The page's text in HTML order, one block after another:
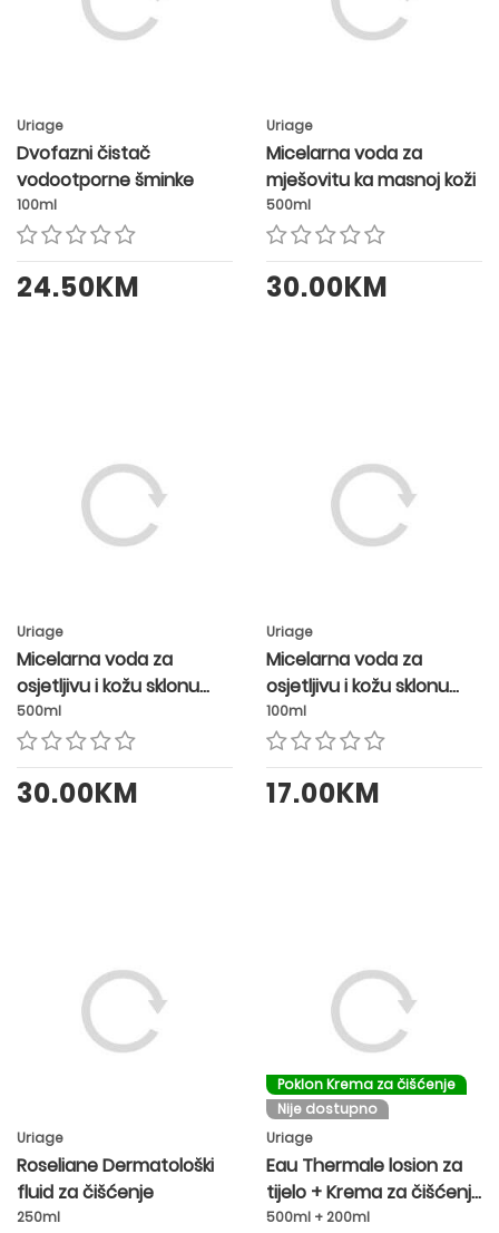
Uriage
Dvofazni čistač
vodootporne šminke
100ml
24.50KM
Uriage
Micelarna voda za
mješovitu ka masnoj koži
500ml
30.00KM
Uriage
Micelarna voda za
osjetljivu i kožu sklonu
crvenilu
500ml
30.00KM
Uriage
Micelarna voda za
osjetljivu i kožu sklonu
crvenilu
100ml
17.00KM
Uriage
Roseliane Dermatološki
fluid za čišćenje
250ml
Poklon Krema za čišćenje
Nije dostupno
Uriage
Eau Thermale losion za
tijelo + Krema za čišćenje
Gratis
500ml + 200ml